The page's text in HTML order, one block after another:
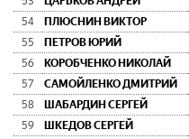
54
ПЛЮСНИН ВИКТОР
55
ПЕТРОВ ЮРИЙ
56
КОРОБЧЕНКО НИКОЛАЙ
57
САМОЙЛЕНКО ДМИТРИЙ
58
ШАБАРДИН СЕРГЕЙ
59
ШКЕДОВ СЕРГЕЙ